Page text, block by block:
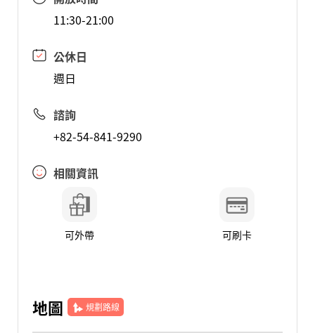
11:30-21:00
公休日
週日
諮詢
+82-54-841-9290
相關資訊
可外帶 可刷卡
地圖 規劃路線